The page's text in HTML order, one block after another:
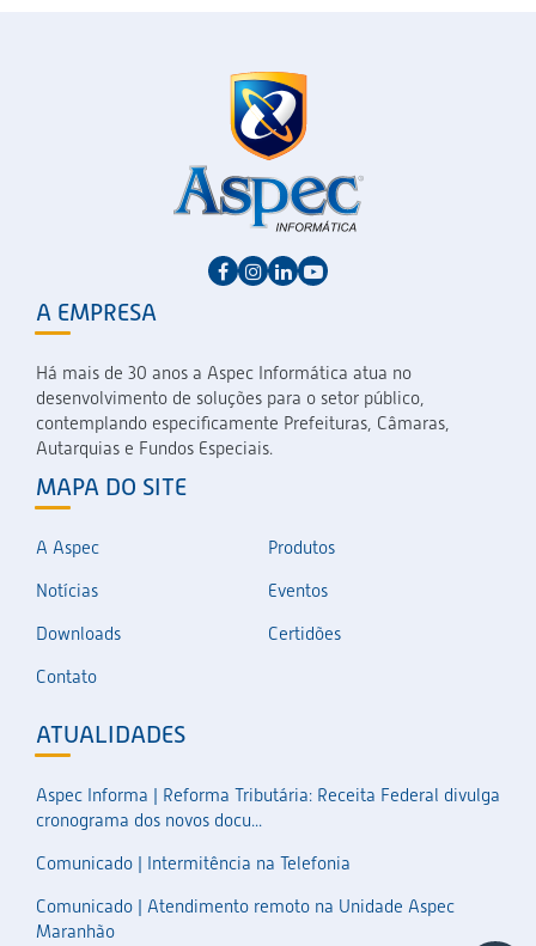
A EMPRESA
Há mais de 30 anos a Aspec Informática atua no
desenvolvimento de soluções para o setor público,
contemplando especificamente Prefeituras, Câmaras,
Autarquias e Fundos Especiais.
MAPA DO SITE
A Aspec
Produtos
Notícias
Eventos
Downloads
Certidões
Contato
ATUALIDADES
Aspec Informa | Reforma Tributária: Receita Federal divulga
cronograma dos novos docu...
Comunicado | Intermitência na Telefonia
Comunicado | Atendimento remoto na Unidade Aspec
Maranhão